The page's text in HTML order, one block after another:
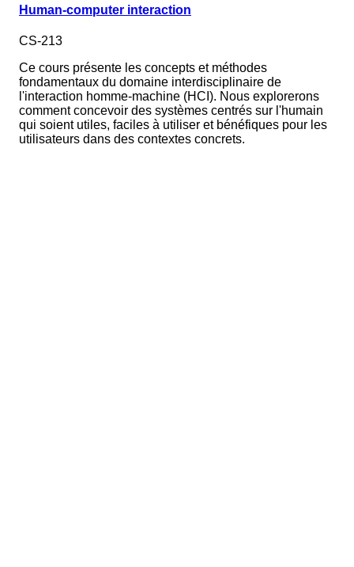
Human-computer interaction
CS-213
Ce cours présente les concepts et méthodes
fondamentaux du domaine interdisciplinaire de
l'interaction homme-machine (HCI). Nous explorerons
comment concevoir des systèmes centrés sur l'humain
qui soient utiles, faciles à utiliser et bénéfiques pour les
utilisateurs dans des contextes concrets.